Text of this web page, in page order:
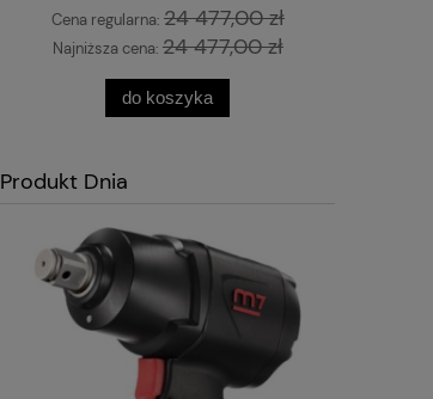
Cena regularna: 24 477,00 zł
Najniższa cena: 24 477,00 zł
do koszyka
Produkt Dnia